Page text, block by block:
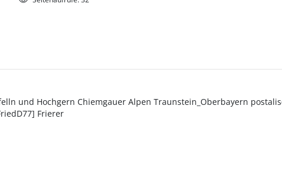
und Hochgern Chiemgauer Alpen Traunstein_Oberbayern
Frierer